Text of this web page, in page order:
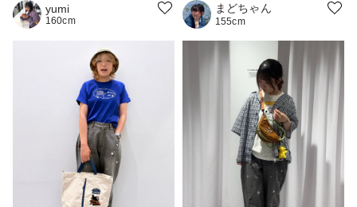
yumi
160cm
まどちゃん
155cm